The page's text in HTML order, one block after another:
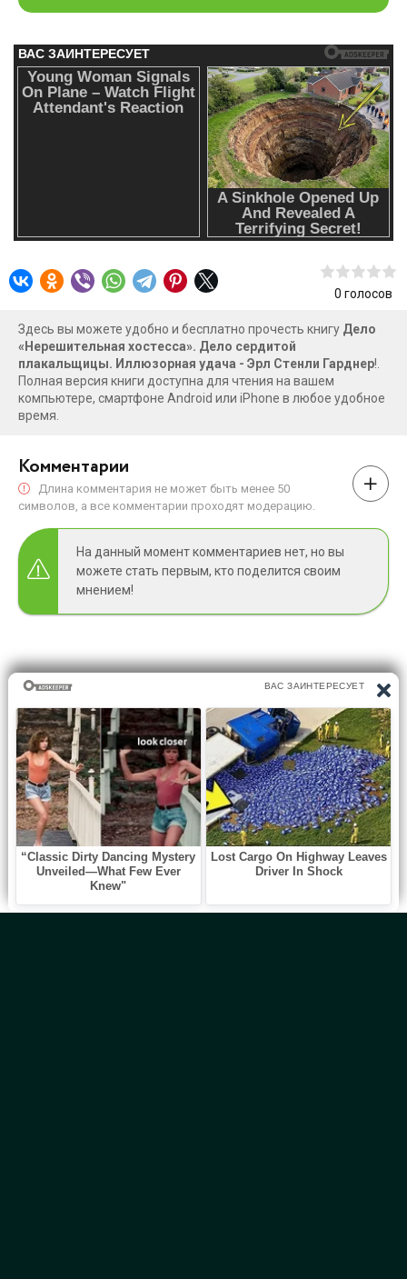
0 голосов
Здесь вы можете удобно и бесплатно прочесть книгу Дело
«Нерешительная хостесса». Дело сердитой
плакальщицы. Иллюзорная удача - Эрл Стенли Гарднер!.
Полная версия книги доступна для чтения на вашем
компьютере, смартфоне Android или iPhone в любое удобное
время.
Комментарии
Длина комментария не может быть менее 50
символов, а все комментарии проходят модерацию.
На данный момент комментариев нет, но вы
можете стать первым, кто поделится своим
мнением!